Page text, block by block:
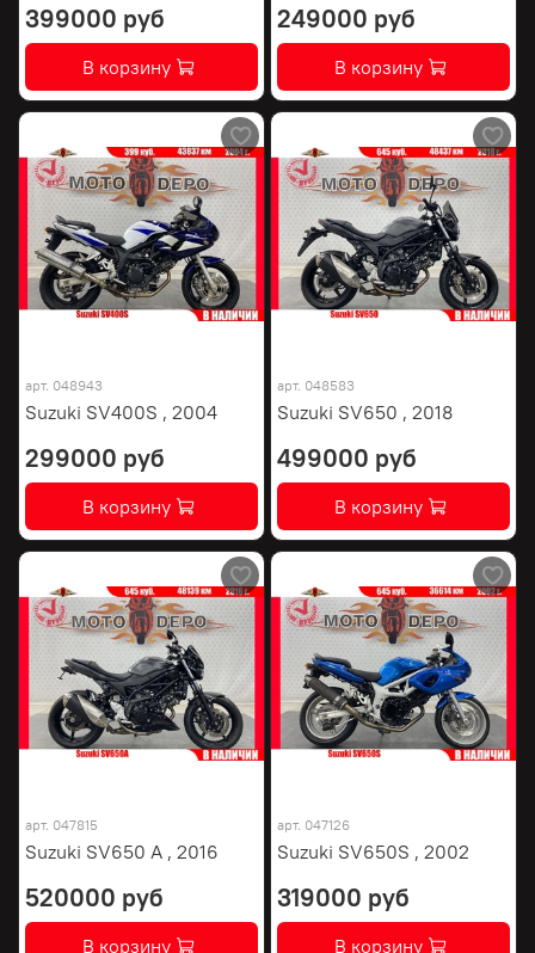
399000 руб
В корзину
249000 руб
В корзину
арт. 048943
Suzuki SV400S , 2004
299000 руб
В корзину
арт. 048583
Suzuki SV650 , 2018
499000 руб
В корзину
арт. 047815
Suzuki SV650 A , 2016
520000 руб
В корзину
арт. 047126
Suzuki SV650S , 2002
319000 руб
В корзину